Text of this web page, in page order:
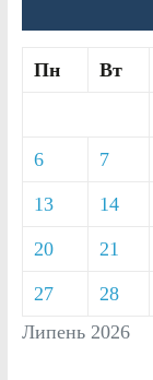
Липень 2026
Пн Вт
6 7
13 14
20 21
27 28